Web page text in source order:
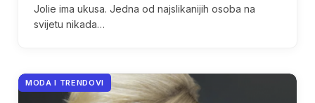
Jolie ima ukusa. Jedna od najslikanijih osoba na
svijetu nikada…
MODA I TRENDOVI